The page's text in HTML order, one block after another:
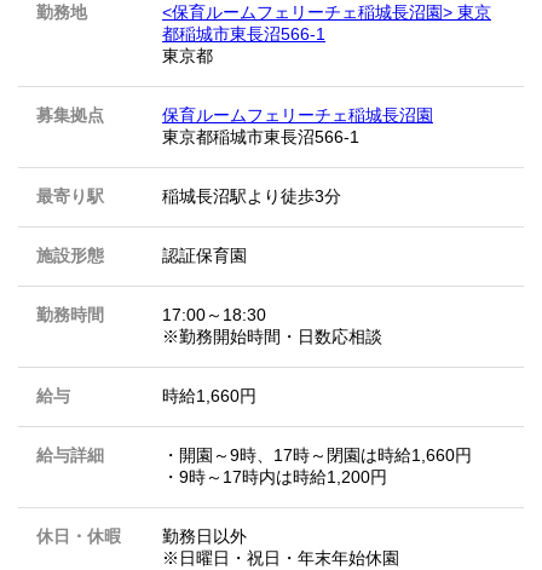
勤務地
<保育ルームフェリーチェ稲城長沼園> 東京
都稲城市東長沼566-1
東京都
募集拠点
保育ルームフェリーチェ稲城長沼園
東京都稲城市東長沼566-1
最寄り駅 稲城長沼駅より徒歩3分
施設形態 認証保育園
勤務時間
17:00～18:30
※勤務開始時間・日数応相談
給与 時給1,660円
給与詳細
・開園～9時、17時～閉園は時給1,660円
・9時～17時内は時給1,200円
休日・休暇
勤務日以外
※日曜日・祝日・年末年始休園